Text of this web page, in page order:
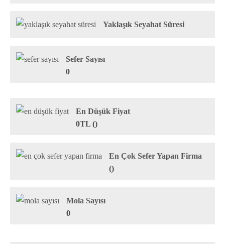
Yaklaşık Seyahat Süresi
Sefer Sayısı
0
En Düşük Fiyat
0TL ()
En Çok Sefer Yapan Firma
()
Mola Sayısı
0